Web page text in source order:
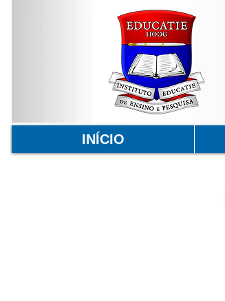
INÍCIO